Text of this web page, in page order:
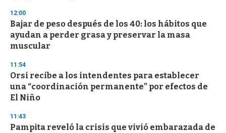
s
e
c
o
n
12:00
Bajar de peso después de los 40: los hábitos que
ayudan a perder grasa y preservar la masa
muscular
11:54
Orsi recibe a los intendentes para establecer
una “coordinación permanente” por efectos de
El Niño
11:43
Pampita reveló la crisis que vivió embarazada de